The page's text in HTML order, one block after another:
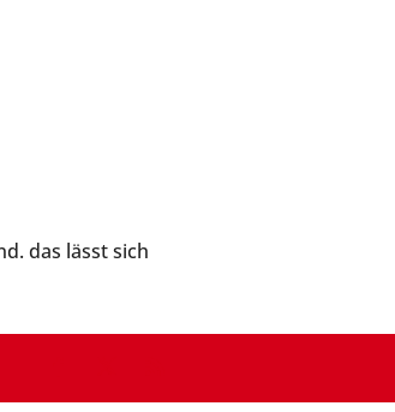
das lässt sich